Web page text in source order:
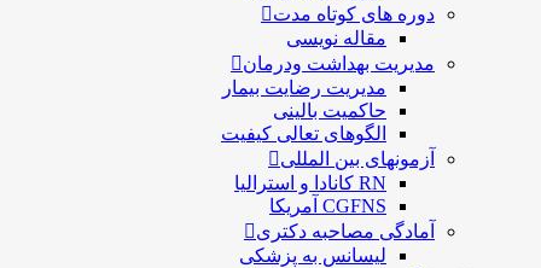
دوره های کوتاه مدت
مقاله نویسی
مدیریت بهداشت ودرمان
مديريت رضايت بيمار
حاكميت بالينی
الگوهای تعالی کيفيت
آزمونهای بین المللی
RN کانادا و استرالیا
CGFNS آمریکا
آمادگی مصاحبه دکتری
لیسانس به پزشکی